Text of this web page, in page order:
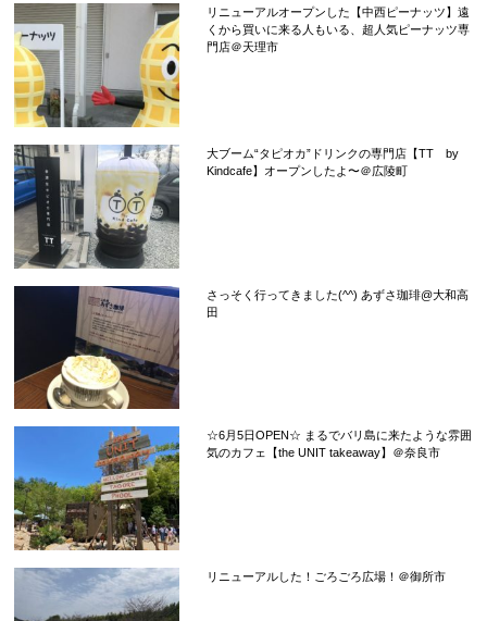
リニューアルオープンした【中西ピーナッツ】遠
くから買いに来る人もいる、超人気ピーナッツ専
門店＠天理市
大ブーム“タピオカ”ドリンクの専門店【TT by
Kindcafe】オープンしたよ〜＠広陵町
さっそく行ってきました(^^) あずさ珈琲@大和高
田
☆6月5日OPEN☆ まるでバリ島に来たような雰囲
気のカフェ【the UNIT takeaway】＠奈良市
リニューアルした！ごろごろ広場！＠御所市